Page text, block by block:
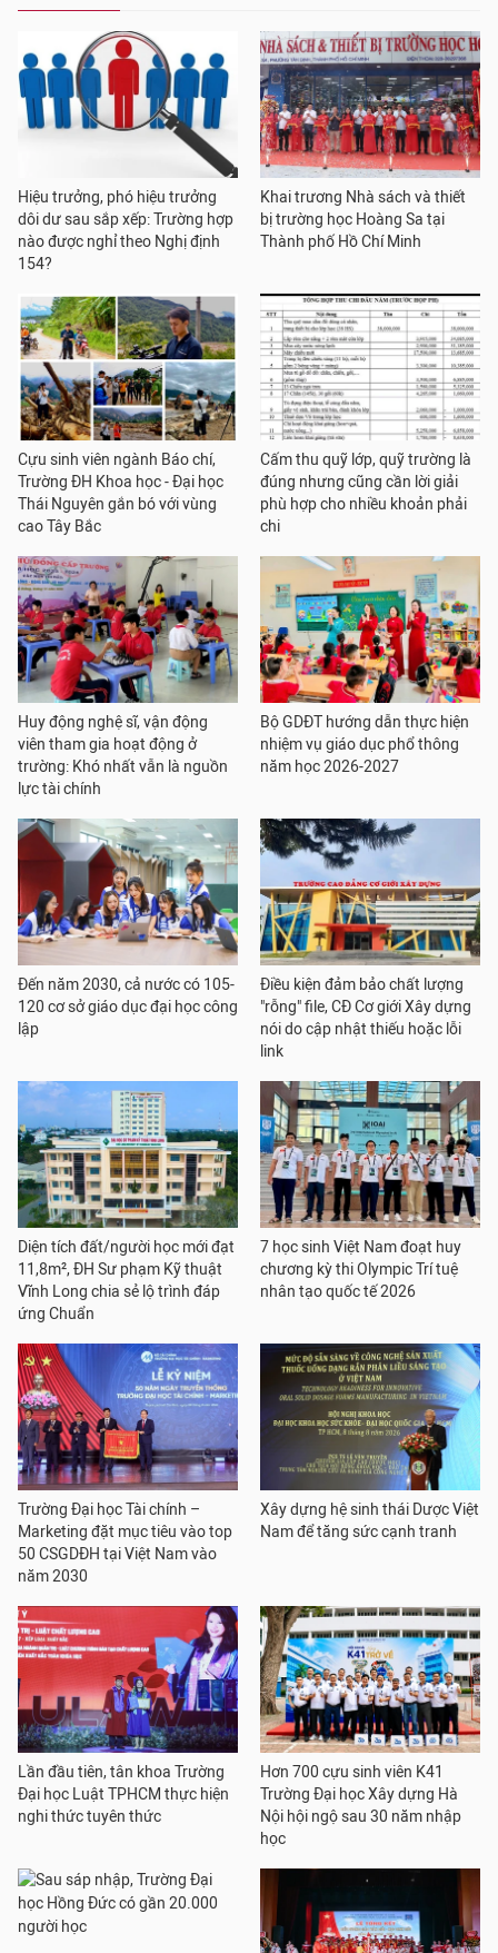
Hiệu trưởng, phó hiệu trưởng
dôi dư sau sắp xếp: Trường hợp
nào được nghỉ theo Nghị định
154?
Khai trương Nhà sách và thiết
bị trường học Hoàng Sa tại
Thành phố Hồ Chí Minh
Cựu sinh viên ngành Báo chí,
Trường ĐH Khoa học - Đại học
Thái Nguyên gắn bó với vùng
cao Tây Bắc
Cấm thu quỹ lớp, quỹ trường là
đúng nhưng cũng cần lời giải
phù hợp cho nhiều khoản phải
chi
Huy động nghệ sĩ, vận động
viên tham gia hoạt động ở
trường: Khó nhất vẫn là nguồn
lực tài chính
Bộ GDĐT hướng dẫn thực hiện
nhiệm vụ giáo dục phổ thông
năm học 2026-2027
Đến năm 2030, cả nước có 105-
120 cơ sở giáo dục đại học công
lập
Điều kiện đảm bảo chất lượng
"rỗng" file, CĐ Cơ giới Xây dựng
nói do cập nhật thiếu hoặc lỗi
link
Diện tích đất/người học mới đạt
11,8m², ĐH Sư phạm Kỹ thuật
Vĩnh Long chia sẻ lộ trình đáp
ứng Chuẩn
7 học sinh Việt Nam đoạt huy
chương kỳ thi Olympic Trí tuệ
nhân tạo quốc tế 2026
Trường Đại học Tài chính –
Marketing đặt mục tiêu vào top
50 CSGDĐH tại Việt Nam vào
năm 2030
Xây dựng hệ sinh thái Dược Việt
Nam để tăng sức cạnh tranh
Lần đầu tiên, tân khoa Trường
Đại học Luật TPHCM thực hiện
nghi thức tuyên thức
Hơn 700 cựu sinh viên K41
Trường Đại học Xây dựng Hà
Nội hội ngộ sau 30 năm nhập
học